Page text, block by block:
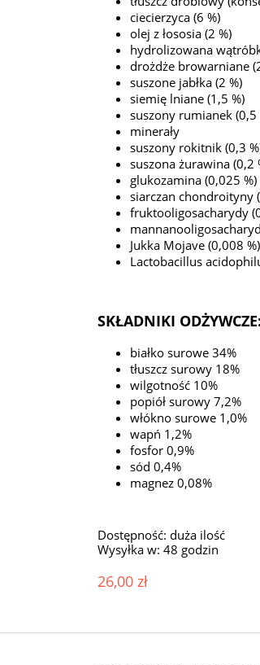
ciecierzyca (6 %)
olej z łososia (2 %)
hydrolizowana
drożdże browarniane
suszone jabłka (2 %)
siemię lniane (1,5 %)
suszony rumianek (0,5
minerały
suszony rokitnik (0,3
suszona żurawina (0,2
glukozamina (0,025 %)
siarczan chondroityny
fruktooligosacharydy
Jukka Mojave (0,008 %)
Lactobacillus
SKŁADNIKI ODŻYWCZE:
białko surowe 34%
tłuszcz surowy 18%
wilgotność 10%
popiół surowy 7,2%
włókno surowe 1,0%
wapń 1,2%
fosfor 0,9%
sód 0,4%
magnez 0,08%
Dostępność: duża ilość
Wysyłka w: 48 godzin
26,00 zł